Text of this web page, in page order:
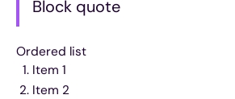
Block quote
Ordered list
Item 1
Item 2